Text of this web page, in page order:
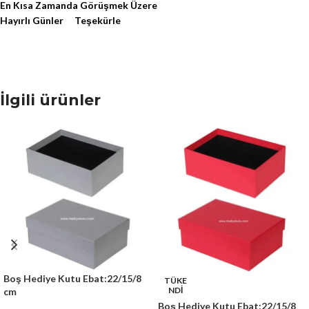
En Kısa Zamanda Görüşmek Üzere
Hayırlı Günler Teşekürle
İlgili ürünler
Boş Hediye Kutu Ebat:22/15/8
cm
TÜKE
NDİ
Boş Hediye Kutu Ebat:22/15/8